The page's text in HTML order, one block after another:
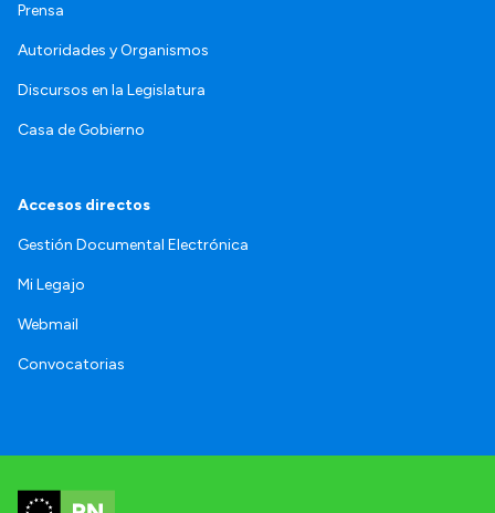
Prensa
Autoridades y Organismos
Discursos en la Legislatura
Casa de Gobierno
Accesos directos
Gestión Documental Electrónica
Mi Legajo
Webmail
Convocatorias